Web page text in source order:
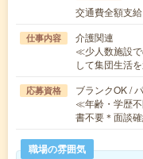
交通費全額支
仕事内容
介護関連
≪少人数施設
して集団生活
応募資格
ブランクOK /
≪年齢・学歴
書不要＊面談
職場の雰囲気